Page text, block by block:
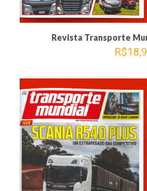
Revista Transporte
R$